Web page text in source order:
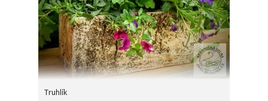
Truhlík